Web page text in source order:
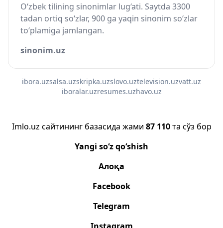
O‘zbek tilining sinonimlar lug‘ati. Saytda 3300
tadan ortiq so‘zlar, 900 ga yaqin sinonim so‘zlar
to‘plamiga jamlangan.
sinonim.uz
ibora.uzsalsa.uzskripka.uzslovo.uztelevision.uzvatt.uz
iboralar.uzresumes.uzhavo.uz
Imlo.uz сайтининг базасида жами 87 110та сўз бор
Yangi so‘z qo‘shish
Алоқа
Facebook
Telegram